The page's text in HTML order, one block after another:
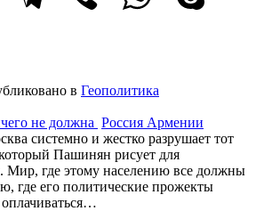
в Геополитика
Россия Армении
системно и жестко разрушает тот
Пашинян рисует для
Мир, где этому населению все должны
где его политические прожекты
оплачиваться…